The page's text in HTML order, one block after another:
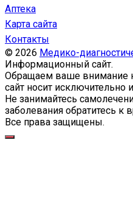
Аптека
Карта сайта
Контакты
© 2026 Медико-
Информационный сайт.
Обращаем ваше внимание
сайт носит
Не занимайтесь
заболевания обратитесь к
Все права защищены.